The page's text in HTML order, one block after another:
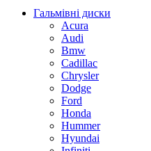
Гальмівні диски
Acura
Audi
Bmw
Cadillac
Chrysler
Dodge
Ford
Honda
Hummer
Hyundai